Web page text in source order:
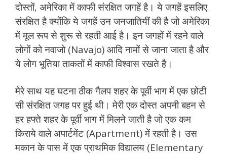
दोस्तों, अमेरिका में काफी संरक्षित जगहें है। ये जगहें इसलिए
संरक्षित है क्योंकि ये जगहें उन जनजातियीं की है जो अमेरिका
में मूल रूप से शुरू से रहती आई है। इन जगहों में रहने वाले
लोगों को नवाजो (Navajo) आदि नामों से जाना जाता है और
ये लोग भूतिया ताकतों में काफी विश्वास रखते है।
मेरे साथ यह घटना ठीक गैलप शहर के पूर्वी भाग में एक छोटी
सी संरक्षित जगह पर हुई थी। मेरी एक दोस्त अपनी बहन से
हर हफ्ते शहर के पूर्वी भाग में मिलने जाती है जो एक कम
किराये वाले अपार्टमेंट (Apartment) में रहती है। उस
मकान के पास में एक प्राथमिक विद्यालय (Elementary